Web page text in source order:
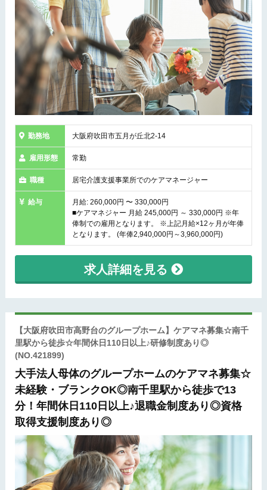
勤務地 大阪府吹田市五月が丘北2-14
雇用形態 常勤
職種 居宅介護支援事業所でのケアマネージャー
給与
月給: 260,000円 〜 330,000円
■ケアマネジャー 月給 245,000円 ～ 330,000円 ※年
俸制での雇用となります。 ※上記月給×12ヶ月が年俸
となります。 (年俸2,940,000円～3,960,000円)
求人詳細を見る
【大阪府吹田市高野台のグループホーム】ケアマネ募集☆南千
里駅から徒歩☆年間休日110日以上♪研修制度あり◎
(NO.421899)
大手法人母体のグループホームのケアマネ募集☆
未経験・ブランクOK◎南千里駅から徒歩で13
分！年間休日110日以上♪退職金制度あり◎資格
取得支援制度あり◎